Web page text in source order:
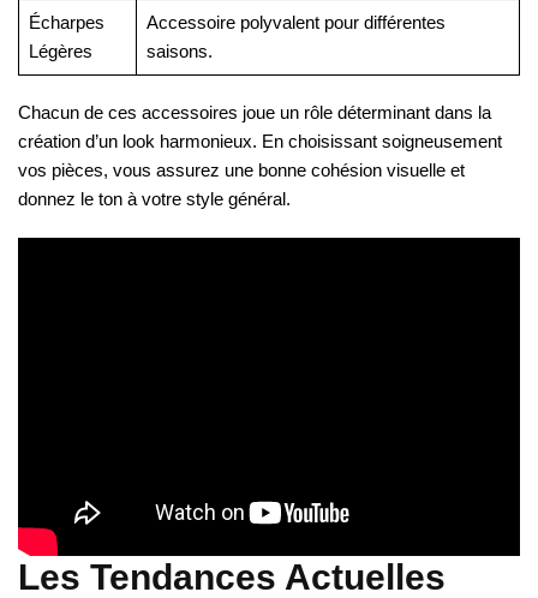
Écharpes
Légères
Accessoire polyvalent pour différentes
saisons.
Chacun de ces accessoires joue un rôle déterminant dans la
création d’un look harmonieux. En choisissant soigneusement
vos pièces, vous assurez une bonne cohésion visuelle et
donnez le ton à votre style général.
Les Tendances Actuelles